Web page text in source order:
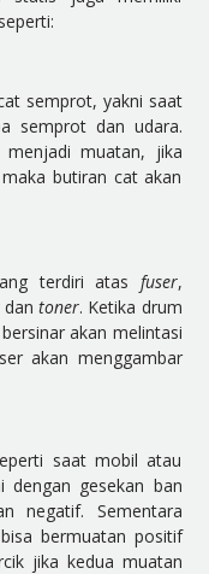
semprot, yakni saat
semprot dan udara.
muatan, jika
butiran cat akan
terdiri atas fuser,
dantoner. Ketika drum
akan melintasi
akan menggambar
saat mobil atau
dengan gesekan ban
negatif. Sementara
bermuatan positif
jika kedua muatan